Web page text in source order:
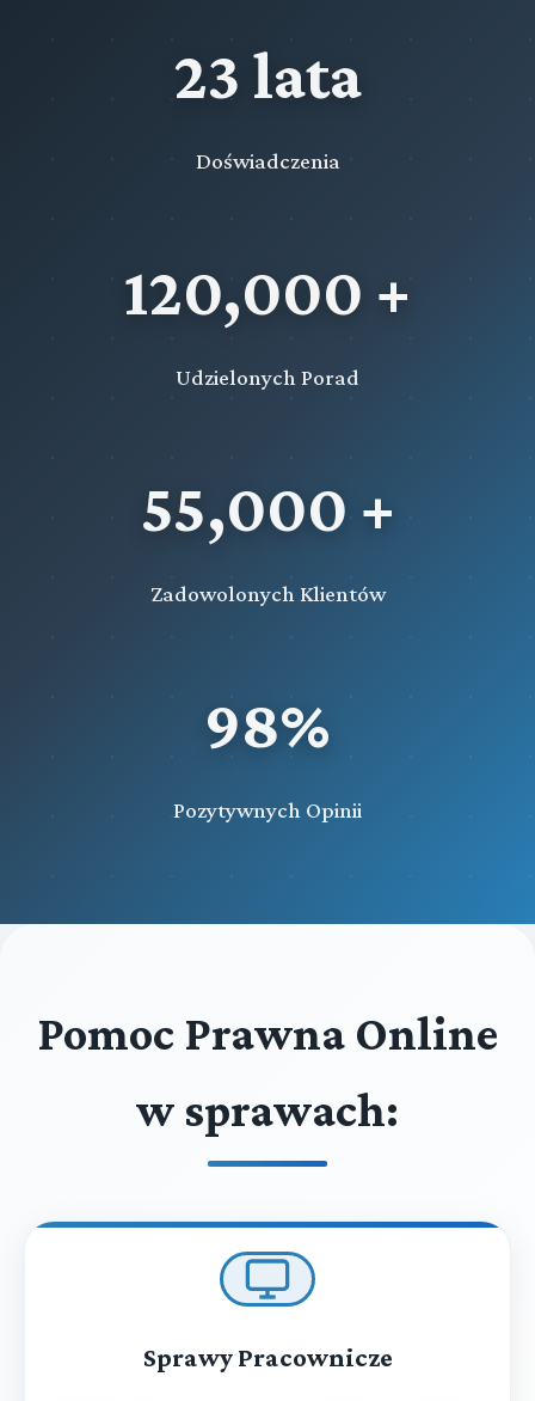
23 lata
Doświadczenia
120,000 +
Udzielonych Porad
55,000 +
Zadowolonych Klientów
98%
Pozytywnych Opinii
Pomoc Prawna Online
w sprawach:
Sprawy Pracownicze